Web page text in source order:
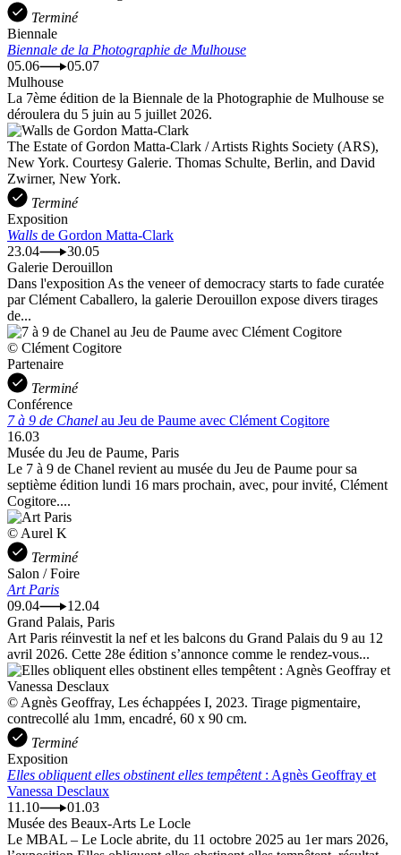
Terminé
Biennale
Biennale de la Photographie de Mulhouse
05.06
05.07
Mulhouse
La 7ème édition de la Biennale de la Photographie de Mulhouse se
déroulera du 5 juin au 5 juillet 2026.
The Estate of Gordon Matta-Clark / Artists Rights Society (ARS),
New York. Courtesy Galerie. Thomas Schulte, Berlin, and David
Zwirner, New York.
Terminé
Exposition
Walls de Gordon Matta-Clark
23.04
30.05
Galerie Derouillon
Dans l'exposition As the veneer of democracy starts to fade curatée
par Clément Caballero, la galerie Derouillon expose divers tirages
de...
© Clément Cogitore
Partenaire
Terminé
Conférence
7 à 9 de Chanel au Jeu de Paume avec Clément Cogitore
16.03
Musée du Jeu de Paume, Paris
Le 7 à 9 de Chanel revient au musée du Jeu de Paume pour sa
septième édition lundi 16 mars prochain, avec, pour invité, Clément
Cogitore....
© Aurel K
Terminé
Salon / Foire
Art Paris
09.04
12.04
Grand Palais, Paris
Art Paris réinvestit la nef et les balcons du Grand Palais du 9 au 12
avril 2026. Cette 28e édition s’annonce comme le rendez-vous...
© Agnès Geoffray, Les échappées I, 2023. Tirage pigmentaire,
contrecollé alu 1mm, encadré, 60 x 90 cm.
Terminé
Exposition
Elles obliquent elles obstinent elles tempêtent: Agnès Geoffray et
Vanessa Desclaux
11.10
01.03
Musée des Beaux-Arts Le Locle
Le MBAL – Le Locle abrite, du 11 octobre 2025 au 1er mars 2026,